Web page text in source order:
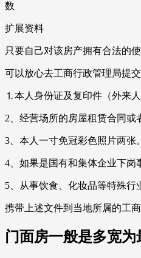
数
扩展资料
只要自己对该房产拥有合法的
可以放心去工商行政管理局提
⒈本人身份证及复印件（外来
2、经营场所的房屋租赁合同或
3、本人一寸免冠彩色照片两张。
4、如果是国有和集体企业下岗
5、从事饮食、化妆品等特殊行
携带上述文件到当地所属的工
门面房一般是多宽为